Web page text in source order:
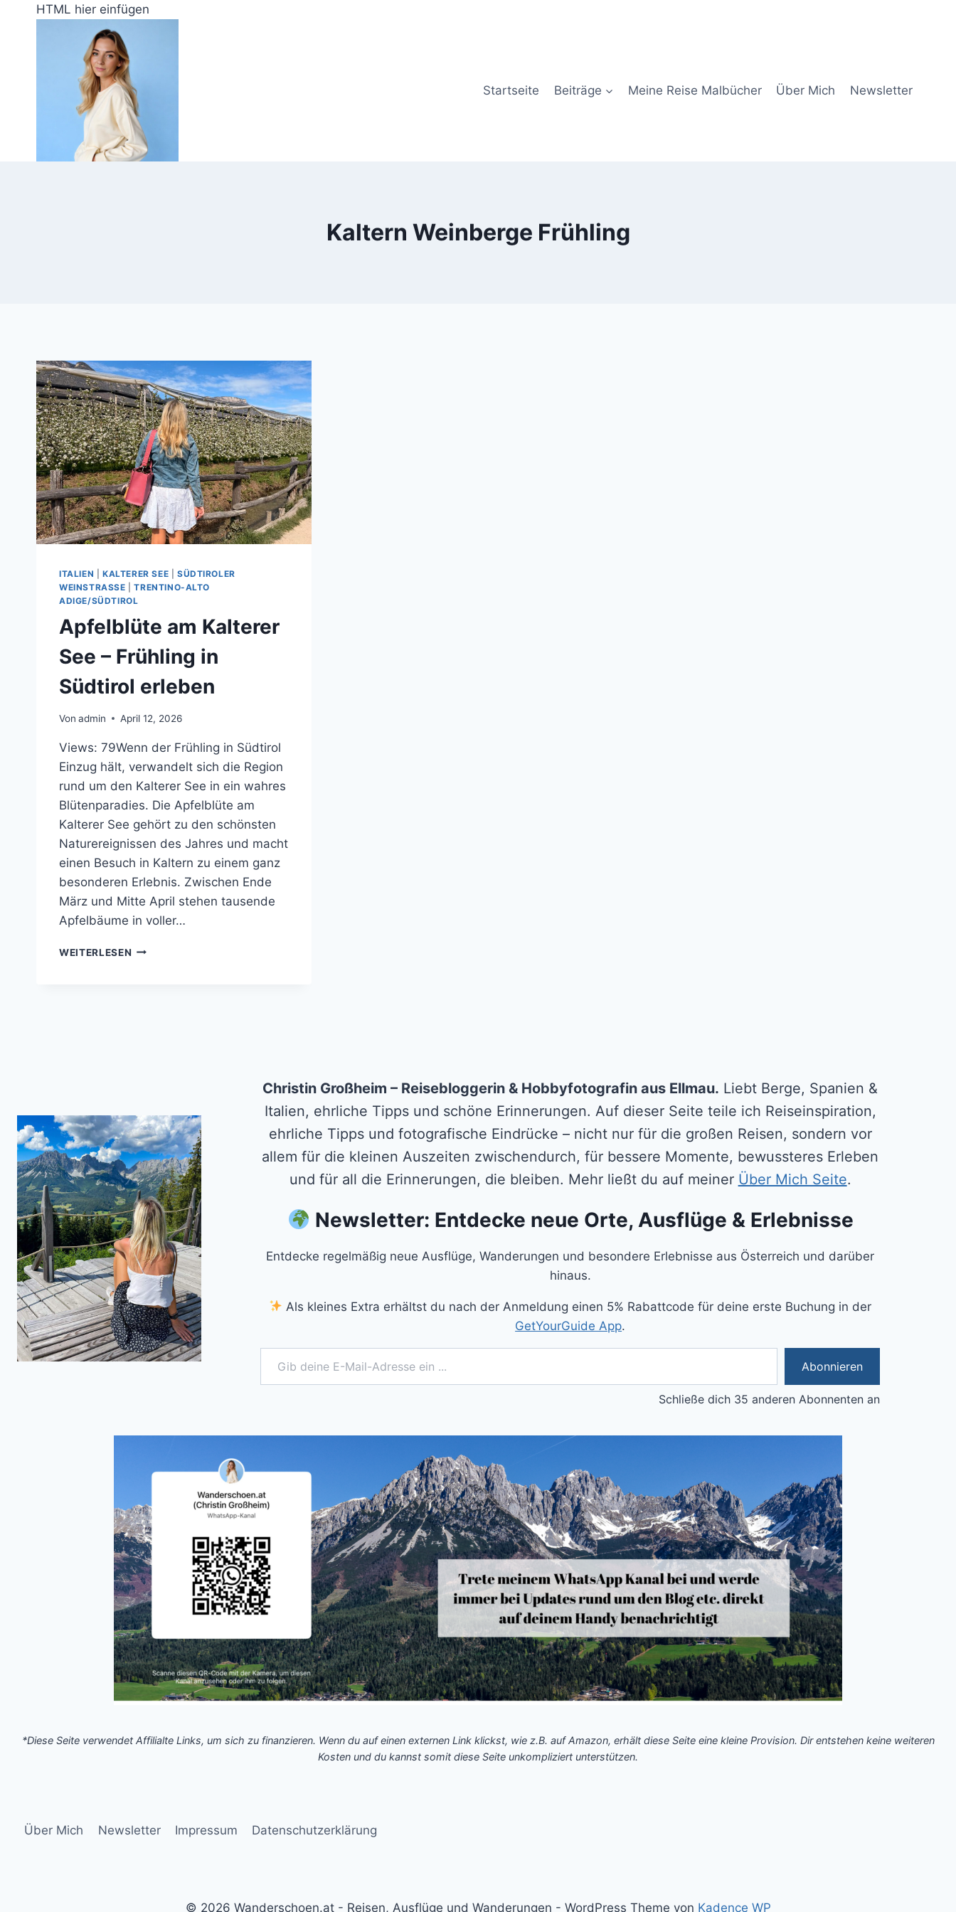
HTML hier einfügen
Startseite Beiträge Meine Reise Malbücher Über Mich Newsletter
Kaltern Weinberge Frühling
ITALIEN KALTERER SEE
SÜDTIROLER
WEINSTRASSE
|TRENTINO-ALTO
ADIGE/SÜDTIROL
Apfelblüte am Kalterer
See – Frühling in
Südtirol erleben
Von admin April 12, 2026
Views: 79Wenn der Frühling in Südtirol
Einzug hält, verwandelt sich die Region
rund um den Kalterer See in ein wahres
Blütenparadies. Die Apfelblüte am
Kalterer See gehört zu den schönsten
Naturereignissen des Jahres und macht
einen Besuch in Kaltern zu einem ganz
besonderen Erlebnis. Zwischen Ende
März und Mitte April stehen tausende
Apfelbäume in voller…
WEITERLESEN APFELBLÜTE
Christin Großheim – Reisebloggerin & Hobbyfotografin aus Ellmau. Liebt Berge, Spanien &
Italien, ehrliche Tipps und schöne Erinnerungen. Auf dieser Seite teile ich Reiseinspiration,
ehrliche Tipps und fotografische Eindrücke – nicht nur für die großen Reisen, sondern vor
allem für die kleinen Auszeiten zwischendurch, für bessere Momente, bewussteres Erleben
und für all die Erinnerungen, die bleiben. Mehr ließt du auf meiner Über Mich Seite.
Newsletter: Entdecke neue Orte, Ausflüge & Erlebnisse
Entdecke regelmäßig neue Ausflüge, Wanderungen und besondere Erlebnisse aus Österreich und darüber
hinaus.
Als kleines Extra erhältst du nach der Anmeldung einen 5% Rabattcode für deine erste Buchung in der
GetYourGuide App.
Gib deine E-Mail-Adresse ein ...
Abonnieren
Schließe dich 35 anderen Abonnenten an
*Diese Seite verwendet Affilialte Links, um sich zu finanzieren. Wenn du auf einen externen Link klickst, wie z.B. auf Amazon, erhält diese Seite eine kleine Provision. Dir entstehen keine weiteren
Kosten und du kannst somit diese Seite unkompliziert unterstützen.
Über Mich Newsletter Impressum Datenschutzerklärung
© 2026 Wanderschoen.at - Reisen, Ausflüge und Wanderungen - WordPress Theme von Kadence WP